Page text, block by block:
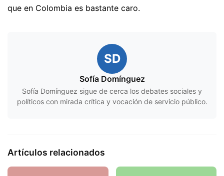
que en Colombia es bastante caro.
SD
Sofía Domínguez
Sofía Domínguez sigue de cerca los debates sociales y
políticos con mirada crítica y vocación de servicio público.
Artículos relacionados